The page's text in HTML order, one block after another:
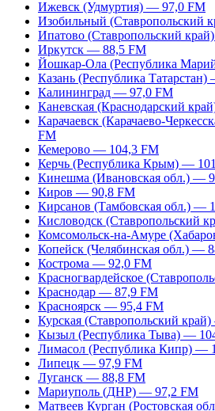
Ижевск (Удмуртия) — 97,0 FM
Изобильный (Ставропольский
Ипатово (Ставропольский
Иркутск — 88,5 FM
Йошкар-Ола (Республика
Казань (Республика
Калининград — 97,0 FM
Каневская (Краснодарский
Карачаевск (Карачаево-
FM
Кемерово — 104,3 FM
Керчь (Республика Крым) —
Кинешма (Ивановская обл.) —
Киров — 90,8 FM
Кирсанов (Тамбовская обл.) —
Кисловодск (Ставропольский
Комсомольск-на-Амуре
Копейск (Челябинская обл.) —
Кострома — 92,0 FM
Красногвардейское
Краснодар — 87,9 FM
Красноярск — 95,4 FM
Курская (Ставропольский
Кызыл (Республика Тыва) —
Лимасол (Республика Кипр) —
Липецк — 97,9 FM
Луганск — 88,8 FM
Мариуполь (ДНР) — 97,2 FM
Матвеев Курган (Ростовская